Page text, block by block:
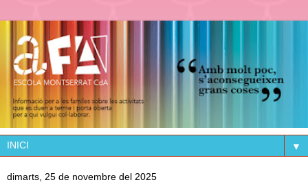
▼
dimarts, 25 de novembre del 2025